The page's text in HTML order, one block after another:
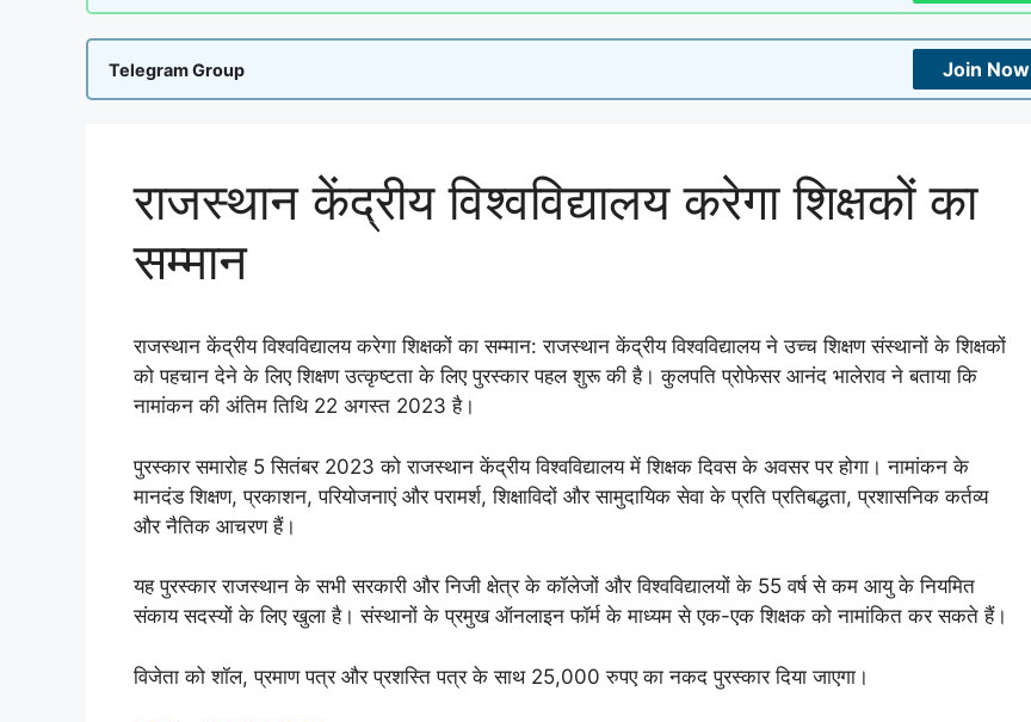
Telegram Group Join Now
राजस्थान केंद्रीय विश्वविद्यालय करेगा शिक्षकों का
सम्मान
राजस्थान केंद्रीय विश्वविद्यालय करेगा शिक्षकों का सम्मान: राजस्थान केंद्रीय विश्वविद्यालय ने उच्च शिक्षण संस्थानों के शिक्षकों
को पहचान देने के लिए शिक्षण उत्कृष्टता के लिए पुरस्कार पहल शुरू की है। कुलपति प्रोफेसर आनंद भालेराव ने बताया कि
नामांकन की अंतिम तिथि 22 अगस्त 2023 है।
पुरस्कार समारोह 5 सितंबर 2023 को राजस्थान केंद्रीय विश्वविद्यालय में शिक्षक दिवस के अवसर पर होगा। नामांकन के
मानदंड शिक्षण, प्रकाशन, परियोजनाएं और परामर्श, शिक्षाविदों और सामुदायिक सेवा के प्रति प्रतिबद्धता, प्रशासनिक कर्तव्य
और नैतिक आचरण हैं।
यह पुरस्कार राजस्थान के सभी सरकारी और निजी क्षेत्र के कॉलेजों और विश्वविद्यालयों के 55 वर्ष से कम आयु के नियमित
संकाय सदस्यों के लिए खुला है। संस्थानों के प्रमुख ऑनलाइन फॉर्म के माध्यम से एक-एक शिक्षक को नामांकित कर सकते हैं।
विजेता को शॉल, प्रमाण पत्र और प्रशस्ति पत्र के साथ 25,000 रुपए का नकद पुरस्कार दिया जाएगा।